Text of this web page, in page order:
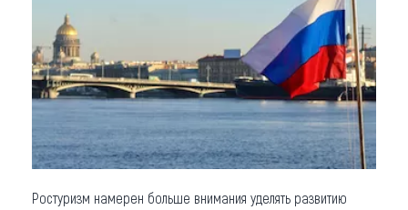
О регионе
Коллекция впечатлений
Другие рубрики
Ростуризм намерен больше внимания уделять развитию